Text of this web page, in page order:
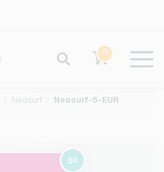
0
Neosurf Neosurf-5-EUR
5€